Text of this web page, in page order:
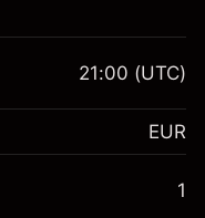
€1,000.00
21:00 (UTC)
EUR
1